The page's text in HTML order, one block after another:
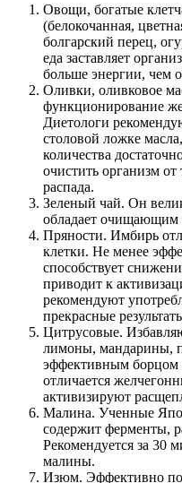
Овощи, богатые
(белокочанная,
болгарский перец,
еда заставляет
больше энергии, чем
Оливки, оливковое
функционирование
Диетологи
столовой ложке
количества
очистить организм
распада.
Зеленый чай. Он
обладает очищающим
Пряности. Имбирь
клетки. Не менее
способствует
приводит к
рекомендуют
прекрасные
Цитрусовые.
лимоны, мандарины,
эффективным борцом
отличается
активизируют
Малина. Ученные
содержит ферменты,
Рекомендуется за 30
малины.
Изюм. Эффективно